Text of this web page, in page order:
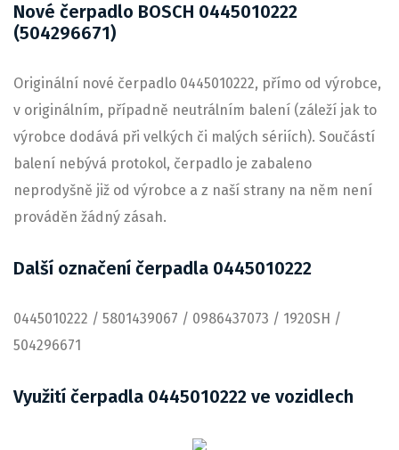
Nové čerpadlo BOSCH 0445010222
(504296671)
Originální nové čerpadlo 0445010222, přímo od výrobce,
v originálním, případně neutrálním balení (záleží jak to
výrobce dodává při velkých či malých sériích). Součástí
balení nebývá protokol, čerpadlo je zabaleno
neprodyšně již od výrobce a z naší strany na něm není
prováděn žádný zásah.
Další označení čerpadla 0445010222
0445010222 / 5801439067 / 0986437073 / 1920SH /
504296671
Využití čerpadla 0445010222 ve vozidlech